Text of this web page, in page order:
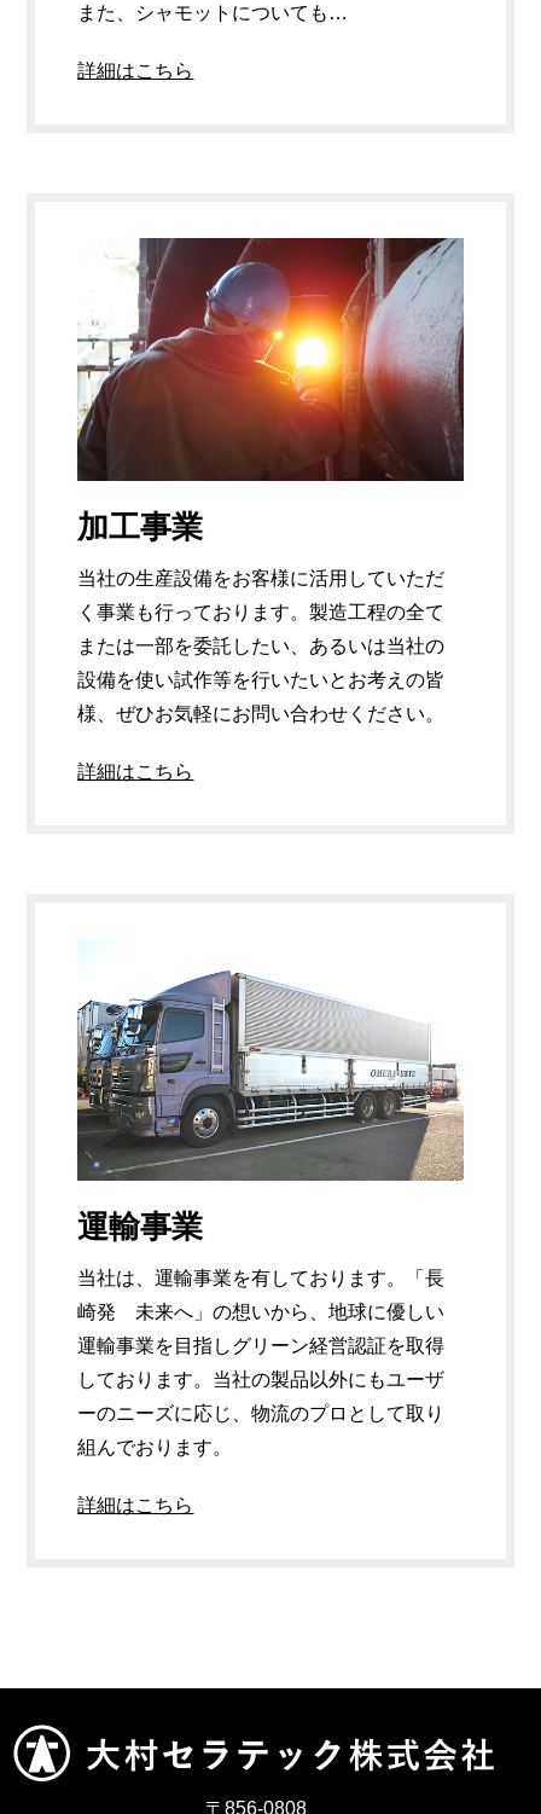
また、シャモットについても…
詳細はこちら
加工事業
当社の生産設備をお客様に活用していただ
く事業も行っております。製造工程の全て
または一部を委託したい、あるいは当社の
設備を使い試作等を行いたいとお考えの皆
様、ぜひお気軽にお問い合わせください。
詳細はこちら
運輸事業
当社は、運輸事業を有しております。「長
崎発 未来へ」の想いから、地球に優しい
運輸事業を目指しグリーン経営認証を取得
しております。当社の製品以外にもユーザ
ーのニーズに応じ、物流のプロとして取り
組んでおります。
詳細はこちら
〒856-0808